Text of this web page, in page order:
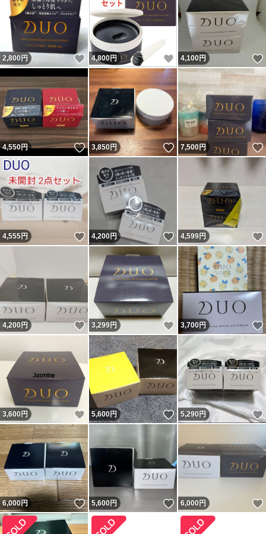
2,800円 いいね！
4,800円 いいね！
4,100円
4,550円 いいね！
3,850円 いいね！
7,500円
4,555円 いいね！
4,200円 いいね！
4,599円
4,200円 いいね！
3,299円 いいね！
3,700円
3,600円 いいね！
5,600円 いいね！
5,290円
6,000円 いいね！
5,600円 いいね！
6,000円